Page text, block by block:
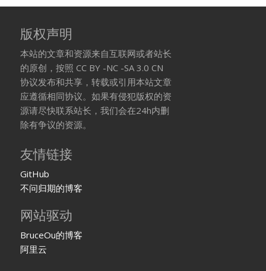
版权声明
本站的文章和资源来自互联网或者站长
的原创，按照 CC BY -NC -SA 3.0 CN
协议发布和共享，转载或引用本站文章
应遵循相同协议。如果有侵犯版权的资
源请尽快联系站长，我们会在24h内删
除有争议的资源。
友情链接
GitHub
不问归期的博客
网站驱动
BruceOu的博客
阿里云